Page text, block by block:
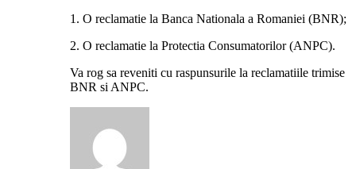
1. O reclamatie la Banca Nationala a Romaniei (BNR);
2. O reclamatie la Protectia Consumatorilor (ANPC).
Va rog sa reveniti cu raspunsurile la reclamatiile trimise
BNR si ANPC.